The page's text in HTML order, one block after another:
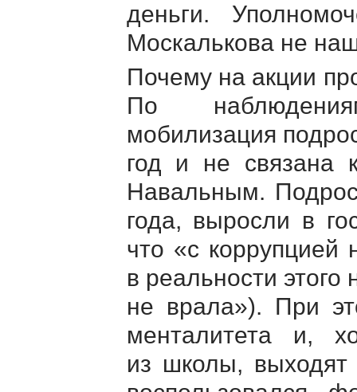
деньги.
Москалькова не
Почему на акции
По
мобилизация
год и не связана
Навальным.
года, выросли в
что «с коррупцией
в реальности этого
не врала»). При
менталитета и,
из школы,